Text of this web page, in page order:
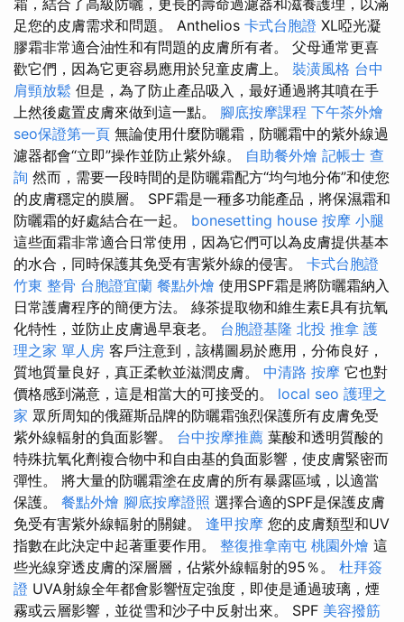
霜，結合了高級防曬，更長的壽命過濾器和滋養護理，以滿
足您的皮膚需求和問題。 Anthelios 卡式台胞證 XL啞光凝
膠霜非常適合油性和有問題的皮膚所有者。 父母通常更喜
歡它們，因為它更容易應用於兒童皮膚上。 裝潢風格 台中
肩頸放鬆 但是，為了防止產品吸入，最好通過將其噴在手
上然後處置皮膚來做到這一點。 腳底按摩課程 下午茶外燴
seo保證第一頁 無論使用什麼防曬霜，防曬霜中的紫外線過
濾器都會“立即”操作並防止紫外線。 自助餐外燴 記帳士 查
詢 然而，需要一段時間的是防曬霜配方“均勻地分佈”和使您
的皮膚穩定的膜層。 SPF霜是一種多功能產品，將保濕霜和
防曬霜的好處結合在一起。 bonesetting house 按摩 小腿
這些面霜非常適合日常使用，因為它們可以為皮膚提供基本
的水合，同時保護其免受有害紫外線的侵害。 卡式台胞證
竹東 整骨 台胞證宜蘭 餐點外燴 使用SPF霜是將防曬霜納入
日常護膚程序的簡便方法。 綠茶提取物和維生素E具有抗氧
化特性，並防止皮膚過早衰老。 台胞證基隆 北投 推拿 護
理之家 單人房 客戶注意到，該構圖易於應用，分佈良好，
質地質量良好，真正柔軟並滋潤皮膚。 中清路 按摩 它也對
價格感到滿意，這是相當大的可接受的。 local seo 護理之
家 眾所周知的俄羅斯品牌的防曬霜強烈保護所有皮膚免受
紫外線輻射的負面影響。 台中按摩推薦 葉酸和透明質酸的
特殊抗氧化劑複合物中和自由基的負面影響，使皮膚緊密而
彈性。 將大量的防曬霜塗在皮膚的所有暴露區域，以適當
保護。 餐點外燴 腳底按摩證照 選擇合適的SPF是保護皮膚
免受有害紫外線輻射的關鍵。 逢甲按摩 您的皮膚類型和UV
指數在此決定中起著重要作用。 整復推拿南屯 桃園外燴 這
些光線穿透皮膚的深層層，佔紫外線輻射的95％。 杜拜簽
證 UVA射線全年都會影響恆定強度，即使是通過玻璃，煙
霧或云層影響，並從雪和沙子中反射出來。 SPF 美容撥筋